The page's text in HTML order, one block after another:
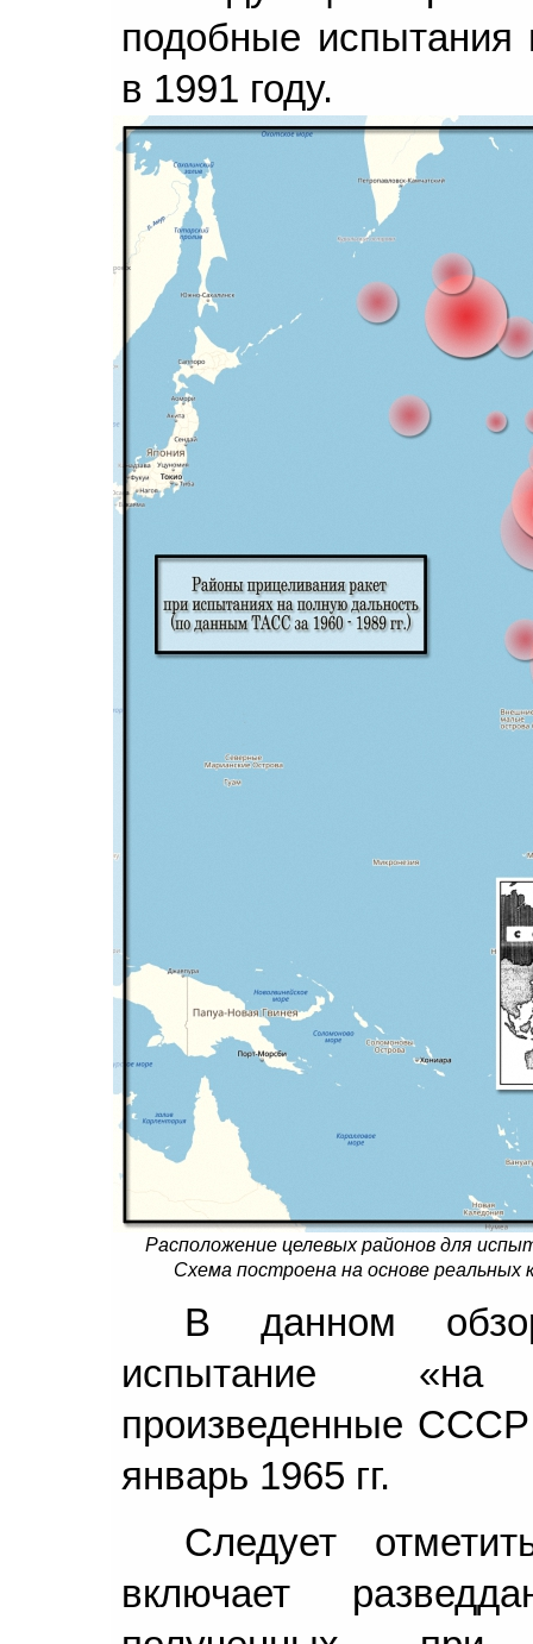
подобные испытания
в 1991 году.
Расположение целевых районов для
Схема построена на основе
В данном
испытание «на
произведенные
январь 1965 гг.
Следует
включает